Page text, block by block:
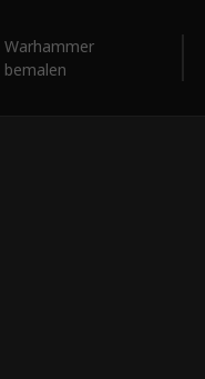
Warhammer
bemalen